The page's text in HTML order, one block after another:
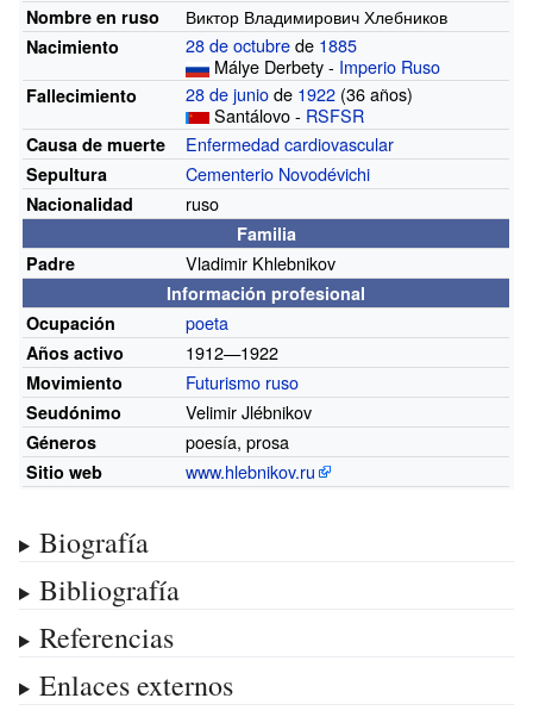
Nombre en ruso Виктор Владимирович Хлебников
Nacimiento 28 de octubrede 1885
Málye Derbety- Imperio Ruso
Fallecimiento 28 de juniode 1922 (36 años)
Santálovo- RSFSR
Causa de muerte Enfermedad cardiovascular
Sepultura Cementerio Novodévichi
Nacionalidad ruso
Familia
Padre
Vladimir Khlebnikov
Información profesional
Ocupación
poeta
Años activo 1912—1922
Movimiento Futurismo ruso
Seudónimo Velimir Jlébnikov
Géneros poesía, prosa
Sitio web www.hlebnikov.ru
Biografía
Bibliografía
Referencias
Enlaces externos